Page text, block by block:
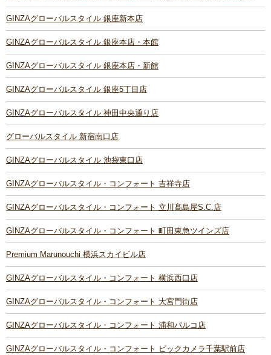
GINZAグローバルスタイル 銀座新本店
GINZAグローバルスタイル 銀座本店・本館
GINZAグローバルスタイル 銀座本店・新館
GINZAグローバルスタイル 銀座5丁目店
GINZAグローバルスタイル 神田中央通り店
グローバルスタイル 新宿南口店
GINZAグローバルスタイル 池袋東口店
GINZAグローバルスタイル・コンフォート 吉祥寺店
GINZAグローバルスタイル・コンフォート 立川髙島屋S.C.店
GINZAグローバルスタイル・コンフォート 町田東急ツインズ店
Premium Marunouchi 横浜スカイビル店
GINZAグローバルスタイル・コンフォート 横浜西口店
GINZAグローバルスタイル・コンフォート 大宮門街店
GINZAグローバルスタイル・コンフォート 浦和パルコ店
GINZAグローバルスタイル・コンフォート ビックカメラ千葉駅前店